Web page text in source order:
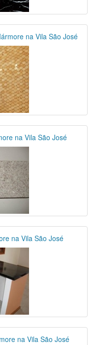
na Vila São José
na Vila São José
na Vila São José
na Vila São José